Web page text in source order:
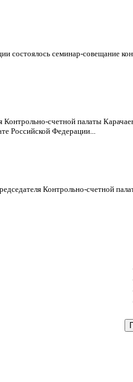
состоялось семинар-совещание
Контрольно-счетной палаты
Российской Федерации...
Контрольно-счетной